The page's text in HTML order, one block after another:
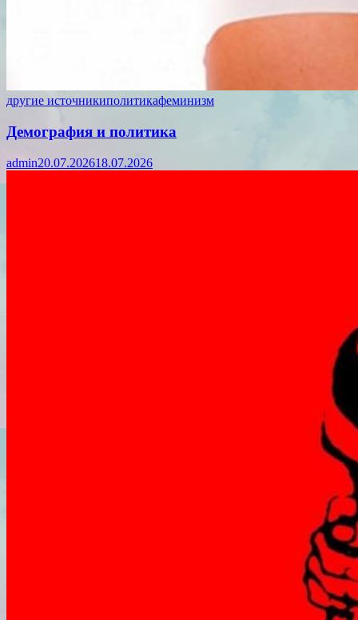
другие источникиполитикафеминизм
Демография и политика
admin20.07.202618.07.2026